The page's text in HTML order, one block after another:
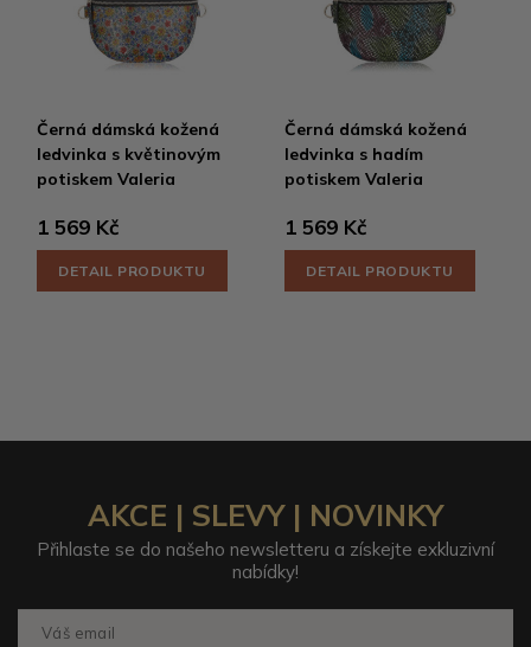
Černá dámská kožená
ledvinka s květinovým
potiskem Valeria
1 569 Kč
DETAIL PRODUKTU
Černá dámská kožená
ledvinka s hadím
potiskem Valeria
1 569 Kč
DETAIL PRODUKTU
AKCE | SLEVY | NOVINKY
Přihlaste se do našeho newsletteru a získejte exkluzivní
nabídky!